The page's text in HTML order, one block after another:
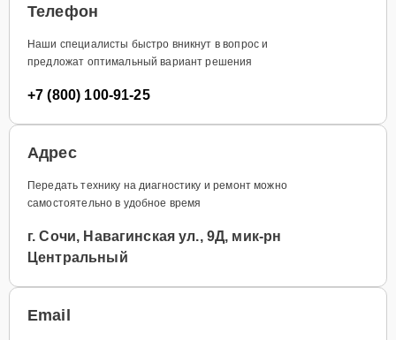
Телефон
Наши специалисты быстро вникнут в вопрос и
предложат оптимальный вариант решения
+7 (800) 100-91-25
Адрес
Передать технику на диагностику и ремонт можно
самостоятельно в удобное время
г. Сочи, Навагинская ул., 9Д, мик-рн
Центральный
Email